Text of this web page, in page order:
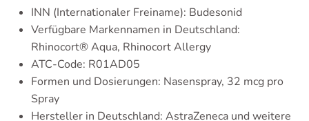
INN (Internationaler Freiname): Budesonid
Verfügbare Markennamen in Deutschland:
Rhinocort® Aqua, Rhinocort Allergy
ATC-Code: R01AD05
Formen und Dosierungen: Nasenspray, 32 mcg pro
Spray
Hersteller in Deutschland: AstraZeneca und weitere